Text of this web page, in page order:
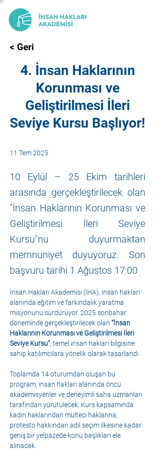
< Geri
4. İnsan Haklarının
Korunması ve
Geliştirilmesi İleri
Seviye Kursu Başlıyor!
11 Tem 2025
10 Eylül – 25 Ekim tarihleri
arasında gerçekleştirilecek olan
"İnsan Haklarının Korunması ve
Geliştirilmesi İleri Seviye
Kursu"nu duyurmaktan
memnuniyet duyuyoruz. Son
başvuru tarihi 1 Ağustos 17:00
İnsan Hakları Akademisi (İHA), insan hakları
alanında eğitim ve farkındalık yaratma
misyonunu sürdürüyor. 2025 sonbahar
döneminde gerçekleştirilecek olan “İnsan
Haklarının Korunması ve Geliştirilmesi İleri
Seviye Kursu”, temel insan hakları bilgisine
sahip katılımcılara yönelik olarak tasarlandı.
Toplamda 14 oturumdan oluşan bu
program, insan hakları alanında öncü
akademisyenler ve deneyimli saha uzmanları
tarafından yürütülecek. Kurs kapsamında
kadın haklarından mülteci haklarına,
protesto hakkından adil seçim ilkesine kadar
geniş bir yelpazede konu başlıkları ele
alınacak.